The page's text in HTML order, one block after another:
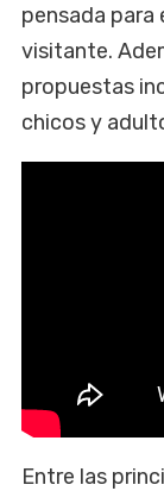
pensada
visitante.
propuestas
chicos y
Entre las